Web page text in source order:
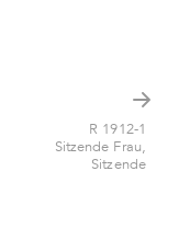
R 1912-1
Sitzende Frau,
Sitzende